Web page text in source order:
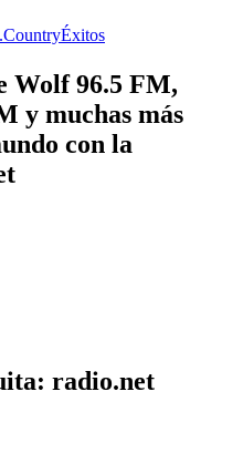
CountryÉxitos
Wolf 96.5 FM,
y muchas más
con la
radio.net